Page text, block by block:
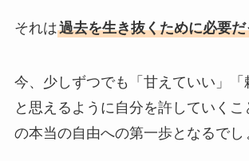
それは過去を生き抜くために必要
今、少しずつでも「甘えていい」「
と思えるように自分を許していくこ
の本当の自由への第一歩となるでし